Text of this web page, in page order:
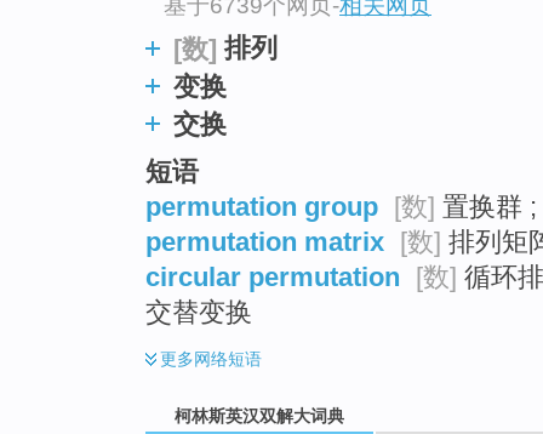
[数] 排列
变换
交换
短语
permutation group [数] 置换群 ;
permutation matrix [数] 排列矩
circular permutation [数] 循环
交替变换
更多网络短语
柯林斯英汉双解大词典